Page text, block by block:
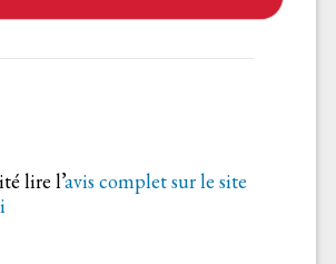
lire l’avis complet sur le site